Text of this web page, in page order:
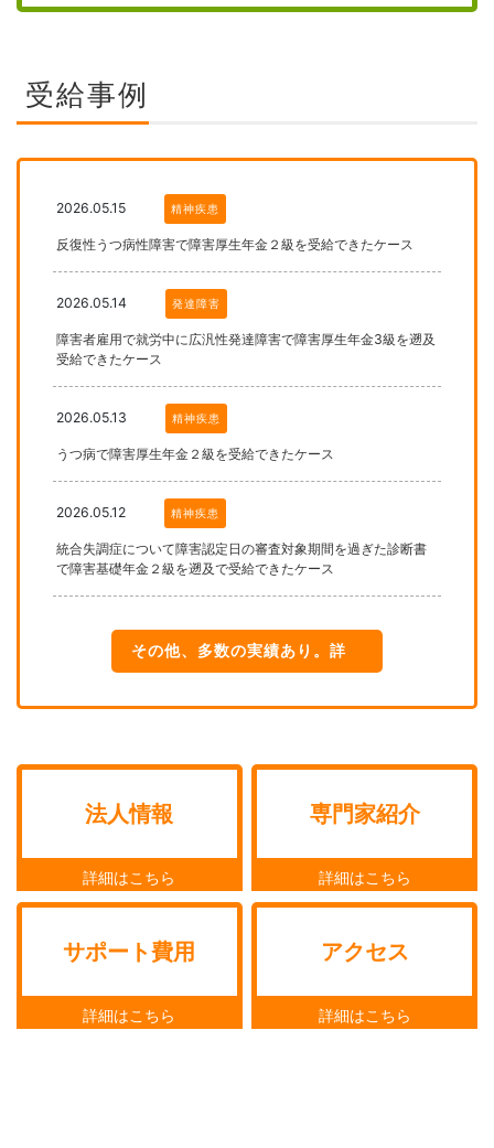
受給事例
2026.05.15 精神疾患
反復性うつ病性障害で障害厚生年金２級を受給できたケース
2026.05.14 発達障害
障害者雇用で就労中に広汎性発達障害で障害厚生年金3級を遡及
受給できたケース
2026.05.13 精神疾患
うつ病で障害厚生年金２級を受給できたケース
2026.05.12 精神疾患
統合失調症について障害認定日の審査対象期間を過ぎた診断書
で障害基礎年金２級を遡及で受給できたケース
その他、多数の実績あり。詳
法人情報 専門家紹介
サポート費用 アクセス